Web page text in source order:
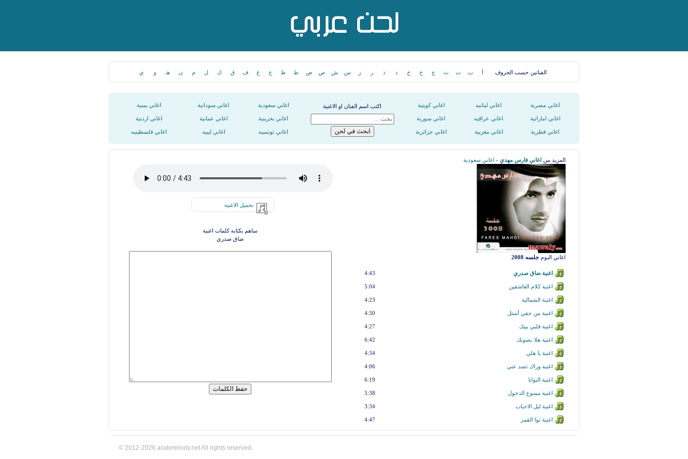
الفنانين حسب الحروف أ ب ت ث ج ح خ د ذ ر ز س ش ص ض ط ظ ع غ ف ق ك ل م ن هـ و ي
اغاني مصرية اغاني لبنانيه اغاني كويتية اكتب اسم الفنان او الاغنية اغاني سعودية اغاني سودانية اغاني يمنية
اغاني اماراتية اغاني عراقيه اغاني سورية اغاني بحرينية اغاني عمانية اغاني اردنية
اغاني قطرية اغاني مغربية اغاني جزائرية اغاني تونسيه اغاني ليبيه اغاني فلسطينيه
المزيد من اغاني فارس مهدي - اغاني سعودية
اغاني البوم جلسه 2008
اغنية ضاق صدري 4:43
اغنية كلام العاشقين 5:04
اغنية الشمالية 4:23
اغنية من حقي أسئل 4:30
اغنية قلبي يبيك 4:27
اغنية هلا بصوتك 6:42
اغنية يا هلي 4:34
اغنية وراك تصد عني 4:06
اغنية النوايا 6:19
اغنية ممنوع الدخول 5:38
اغنية ليل الاحباب 3:34
اغنية توا القمر 4:47
تحميل الاغنيه
ساهم بكتابه كلمات اغنية
ضاق صدري
© 2012-2026 arabmelody.net All rights reserved.